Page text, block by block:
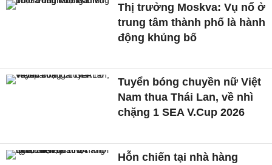
Thị trưởng Moskva: Vụ nổ ở
trung tâm thành phố là hành
động khủng bố
Tuyển bóng chuyền nữ Việt
Nam thua Thái Lan, về nhì
chặng 1 SEA V.Cup 2026
Hỗn chiến tại nhà hàng